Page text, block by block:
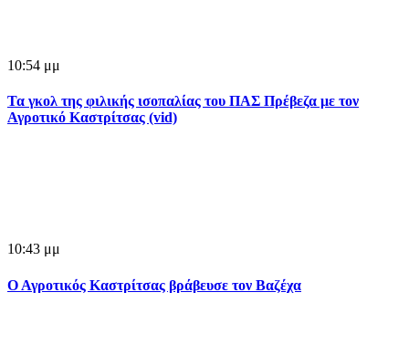
10:54 μμ
Τα γκολ της φιλικής ισοπαλίας του ΠΑΣ Πρέβεζα με τον
Αγροτικό Καστρίτσας (vid)
10:43 μμ
Ο Αγροτικός Καστρίτσας βράβευσε τον Βαζέχα